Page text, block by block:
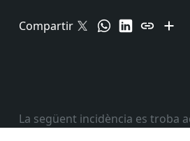
Compartir
La següent incidència es troba